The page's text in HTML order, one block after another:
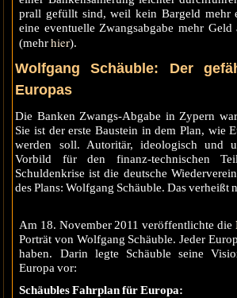
prall gefüllt sind, weil kein Bargeld mehr
eine eventuelle Zwangsabgabe mehr Geld
(mehrhier).
Wolfgang Schäuble: Der
Europas
Die Banken Zwangs-Abgabe in Zypern
Sie ist der erste Baustein in dem Plan, wie
werden soll. Autoritär, ideologisch und
Vorbild für den finanz-technischen
Schuldenkrise ist die deutsche
des Plans: Wolfgang Schäuble. Das verheißt
Am 18. November 2011 veröffentlichte die
Porträt von Wolfgang Schäuble. Jeder
haben. Darin legte Schäuble seine
Europa vor:
Schäubles Fahrplan für Europa: